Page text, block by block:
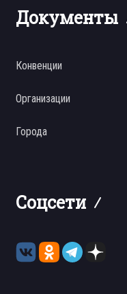
Документы
Конвенции
Организации
Города
Соцсети